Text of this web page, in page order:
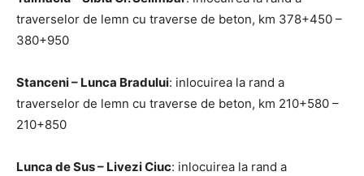
traverselor de lemn cu traverse de beton, km 378+450 –
380+950
Stanceni – Lunca Bradului: inlocuirea la rand a
traverselor de lemn cu traverse de beton, km 210+580 –
210+850
Lunca de Sus – Livezi Ciuc: inlocuirea la rand a